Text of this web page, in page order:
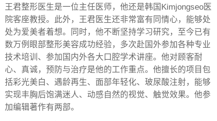
王君整形医生是一位主任医师，他还是韩国Kimjongseo医
院客座教授。此外，王君医生还非常富有同情心，能够处
处为爱美者着想。同时，他不断坚持学习研究，至今已有
数万例眼部整形美容成功经验，多次赴国外参加各种专业
技术培训、参加国内外各大口腔学术讲座。他对顾客耐
心、真诚，预防与治疗是他的工作重点。他擅长的项目包
括彩光美白、遇龄再生、面部年轻化、玻尿酸注射，能够
实现丰胸后饱满迷人、动感自然的视觉、触觉效果。他参
加编辑著作有两部。